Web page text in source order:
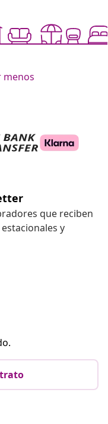
menos
que reciben
y